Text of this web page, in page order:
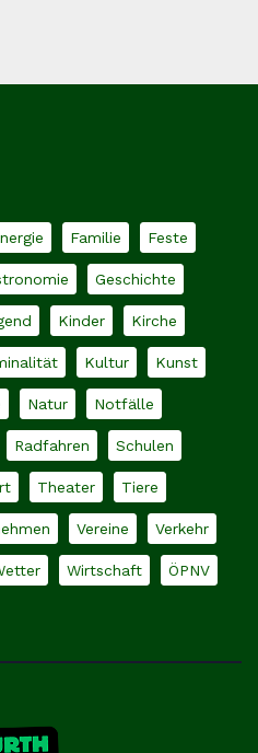
Familie Feste
Geschichte
Kinder Kirche
Kultur Kunst
Natur Notfälle
Radfahren Schulen
Theater Tiere
Vereine Verkehr
Wirtschaft ÖPNV